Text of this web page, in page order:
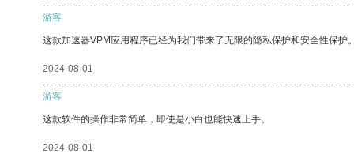
游客
这款加速器VPM应用程序已经为我们带来了无限的隐私保护和安全性保护
2024-08-01
游客
这款软件的操作非常简单，即使是小白也能快速上手。
2024-08-01